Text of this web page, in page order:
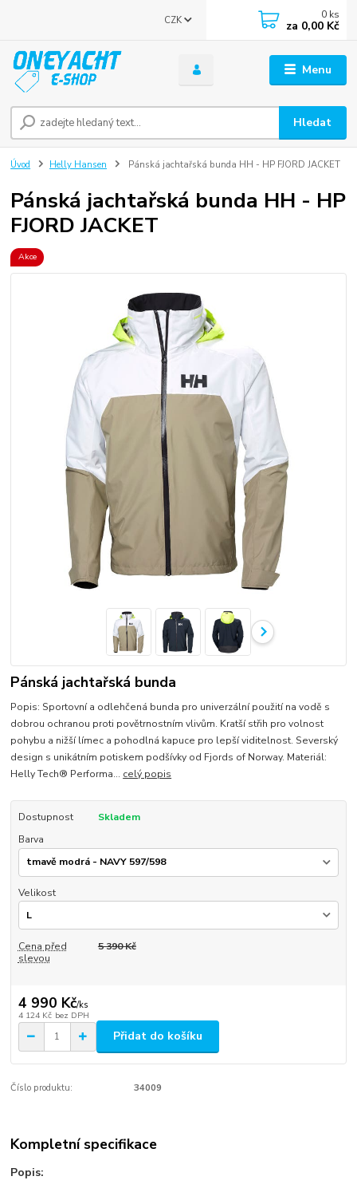
Menu
CZK
Hledat
0 ks
za 0,00 Kč
Úvod Helly Hansen Pánská jachtařská bunda HH - HP FJORD JACKET
Pánská jachtařská bunda HH - HP
FJORD JACKET
Akce
Pánská jachtařská bunda
Popis: Sportovní a odlehčená bunda pro univerzální použití na vodě s
dobrou ochranou proti povětrnostním vlivům. Kratší střih pro volnost
pohybu a nižší límec a pohodlná kapuce pro lepší viditelnost. Severský
design s unikátním potiskem podšívky od Fjords of Norway. Materiál:
Helly Tech® Performa... celý popis
Dostupnost
Skladem
Barva
Velikost
Cena před
slevou
5 390 Kč
4 990 Kč/ks
4 124 Kč bez DPH
Přidat do košíku
Číslo produktu: 34009
Kompletní specifikace
Popis: